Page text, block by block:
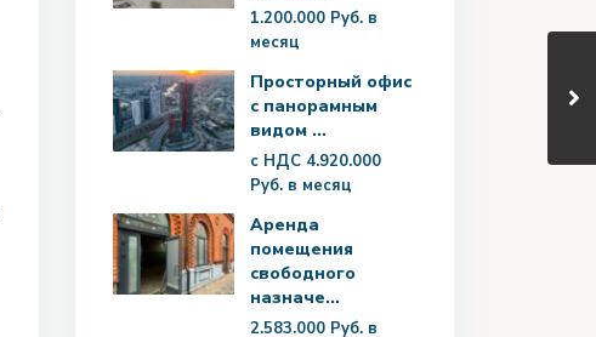
1.200.000 Руб. в
месяц
Просторный офис
с панорамным
видом ...
с НДС 4.920.000
Руб. в месяц
Аренда
помещения
свободного
назначе...
2.583.000 Руб. в